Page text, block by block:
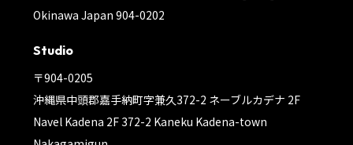
Okinawa Japan 904-0202
Studio
〒904-0205
沖縄県中頭郡嘉手納町字兼久372-2 ネーブルカデナ 2F
Navel Kadena 2F 372-2 Kaneku Kadena-town